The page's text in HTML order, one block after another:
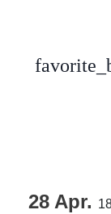
28 Apr.